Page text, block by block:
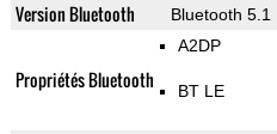
Version Bluetooth Bluetooth 5.1
Propriétés Bluetooth
A2DP
BT LE